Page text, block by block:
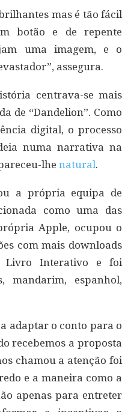
mas é tão fácil
botão e de repente
uma imagem, e o
assegura.
centrava-se mais
de “Dandelion”. Como
digital, o processo
numa narrativa na
lhe natural.
a própria equipa de
como uma das
Apple, ocupou o
com mais downloads
Livro Interativo e foi
mandarim, espanhol,
adaptar o conto para o
recebemos a proposta
chamou a atenção foi
e a maneira como a
apenas para entreter